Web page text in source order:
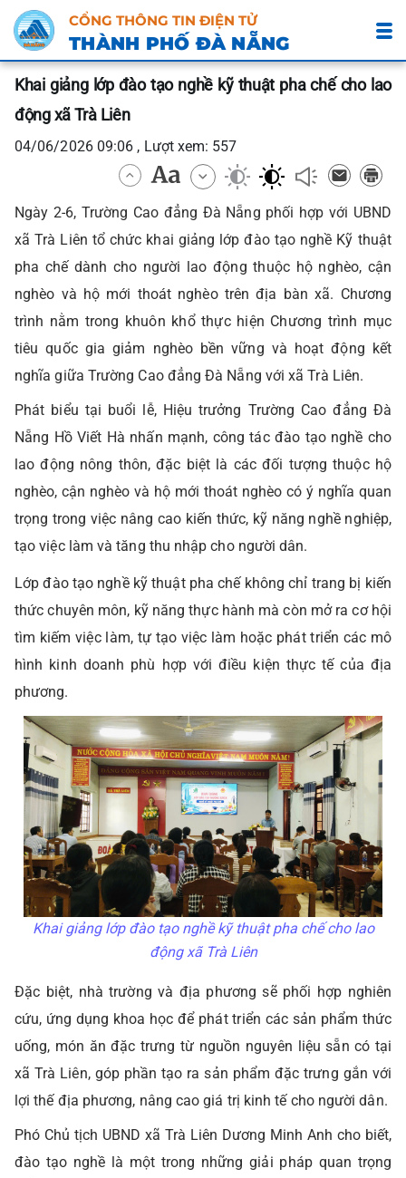
CỔNG THÔNG TIN ĐIỆN TỬ
THÀNH PHỐ ĐÀ NẴNG
Khai giảng lớp đào tạo nghề kỹ thuật pha chế cho lao
động xã Trà Liên
04/06/2026 09:06 , Lượt xem: 557
Ngày 2-6, Trường Cao đẳng Đà Nẵng phối hợp với UBND
xã Trà Liên tổ chức khai giảng lớp đào tạo nghề Kỹ thuật
pha chế dành cho người lao động thuộc hộ nghèo, cận
nghèo và hộ mới thoát nghèo trên địa bàn xã. Chương
trình nằm trong khuôn khổ thực hiện Chương trình mục
tiêu quốc gia giảm nghèo bền vững và hoạt động kết
nghĩa giữa Trường Cao đẳng Đà Nẵng với xã Trà Liên.
Phát biểu tại buổi lễ, Hiệu trưởng Trường Cao đẳng Đà
Nẵng Hồ Viết Hà nhấn mạnh, công tác đào tạo nghề cho
lao động nông thôn, đặc biệt là các đối tượng thuộc hộ
nghèo, cận nghèo và hộ mới thoát nghèo có ý nghĩa quan
trọng trong việc nâng cao kiến thức, kỹ năng nghề nghiệp,
tạo việc làm và tăng thu nhập cho người dân.
Lớp đào tạo nghề kỹ thuật pha chế không chỉ trang bị kiến
thức chuyên môn, kỹ năng thực hành mà còn mở ra cơ hội
tìm kiếm việc làm, tự tạo việc làm hoặc phát triển các mô
hình kinh doanh phù hợp với điều kiện thực tế của địa
phương.
Khai giảng lớp đào tạo nghề kỹ thuật pha chế cho lao
động xã Trà Liên
Đặc biệt, nhà trường và địa phương sẽ phối hợp nghiên
cứu, ứng dụng khoa học để phát triển các sản phẩm thức
uống, món ăn đặc trưng từ nguồn nguyên liệu sẵn có tại
xã Trà Liên, góp phần tạo ra sản phẩm đặc trưng gắn với
lợi thế địa phương, nâng cao giá trị kinh tế cho người dân.
Phó Chủ tịch UBND xã Trà Liên Dương Minh Anh cho biết,
đào tạo nghề là một trong những giải pháp quan trọng